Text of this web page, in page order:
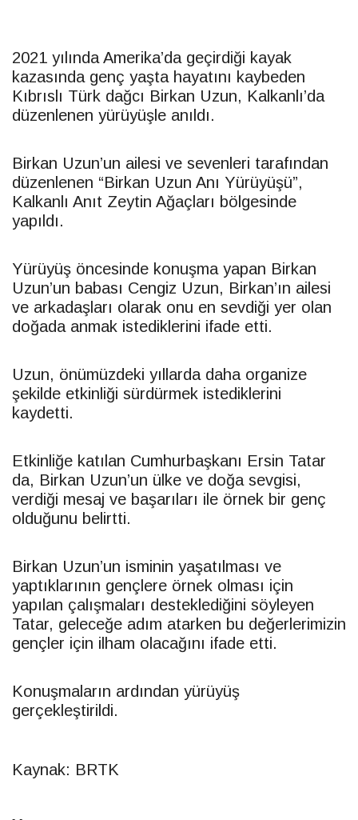
2021 yılında Amerika’da geçirdiği kayak
kazasında genç yaşta hayatını kaybeden
Kıbrıslı Türk dağcı Birkan Uzun, Kalkanlı’da
düzenlenen yürüyüşle anıldı.
Birkan Uzun’un ailesi ve sevenleri tarafından
düzenlenen “Birkan Uzun Anı Yürüyüşü”,
Kalkanlı Anıt Zeytin Ağaçları bölgesinde
yapıldı.
Yürüyüş öncesinde konuşma yapan Birkan
Uzun’un babası Cengiz Uzun, Birkan’ın ailesi
ve arkadaşları olarak onu en sevdiği yer olan
doğada anmak istediklerini ifade etti.
Uzun, önümüzdeki yıllarda daha organize
şekilde etkinliği sürdürmek istediklerini
kaydetti.
Etkinliğe katılan Cumhurbaşkanı Ersin Tatar
da, Birkan Uzun’un ülke ve doğa sevgisi,
verdiği mesaj ve başarıları ile örnek bir genç
olduğunu belirtti.
Birkan Uzun’un isminin yaşatılması ve
yaptıklarının gençlere örnek olması için
yapılan çalışmaları desteklediğini söyleyen
Tatar, geleceğe adım atarken bu değerlerimizin
gençler için ilham olacağını ifade etti.
Konuşmaların ardından yürüyüş
gerçekleştirildi.
Kaynak: BRTK